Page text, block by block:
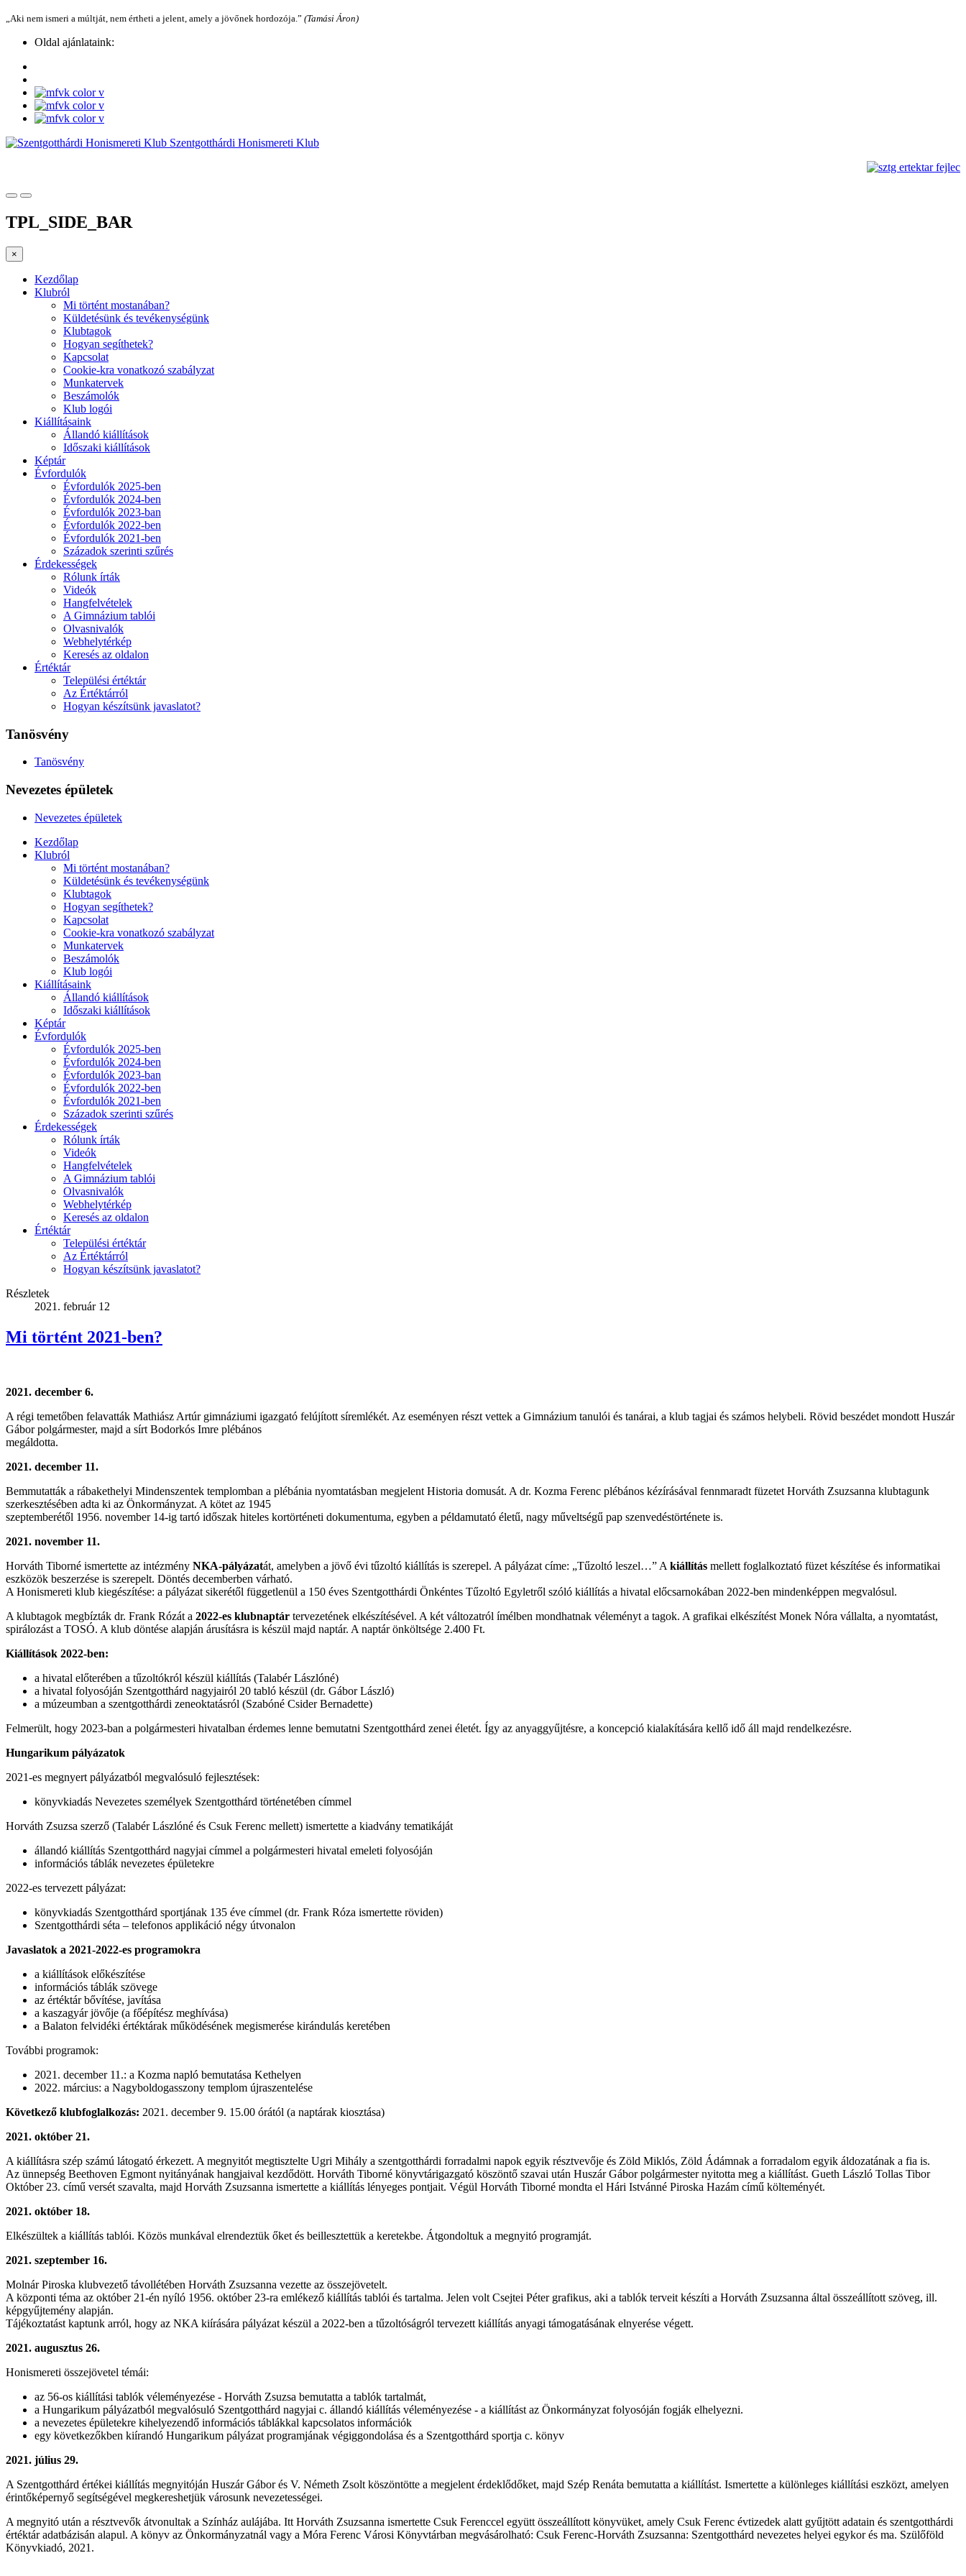
„Aki nem ismeri a múltját, nem értheti a jelent, amely a jövőnek hordozója.” (Tamási Áron)
Oldal ajánlataink:
Szentgotthárdi Honismereti Klub
TPL_SIDE_BAR
×
Kezdőlap
Klubról
Mi történt mostanában?
Küldetésünk és tevékenységünk
Klubtagok
Hogyan segíthetek?
Kapcsolat
Cookie-kra vonatkozó szabályzat
Munkatervek
Beszámolók
Klub logói
Kiállításaink
Állandó kiállítások
Időszaki kiállítások
Képtár
Évfordulók
Évfordulók 2025-ben
Évfordulók 2024-ben
Évfordulók 2023-ban
Évfordulók 2022-ben
Évfordulók 2021-ben
Századok szerinti szűrés
Érdekességek
Rólunk írták
Videók
Hangfelvételek
A Gimnázium tablói
Olvasnivalók
Webhelytérkép
Keresés az oldalon
Értéktár
Települési értéktár
Az Értéktárról
Hogyan készítsünk javaslatot?
Tanösvény
Tanösvény
Nevezetes épületek
Nevezetes épületek
Kezdőlap
Klubról
Mi történt mostanában?
Küldetésünk és tevékenységünk
Klubtagok
Hogyan segíthetek?
Kapcsolat
Cookie-kra vonatkozó szabályzat
Munkatervek
Beszámolók
Klub logói
Kiállításaink
Állandó kiállítások
Időszaki kiállítások
Képtár
Évfordulók
Évfordulók 2025-ben
Évfordulók 2024-ben
Évfordulók 2023-ban
Évfordulók 2022-ben
Évfordulók 2021-ben
Századok szerinti szűrés
Érdekességek
Rólunk írták
Videók
Hangfelvételek
A Gimnázium tablói
Olvasnivalók
Webhelytérkép
Keresés az oldalon
Értéktár
Települési értéktár
Az Értéktárról
Hogyan készítsünk javaslatot?
Részletek
2021. február 12
Mi történt 2021-ben?
2021. december 6.
A régi temetőben felavatták Mathiász Artúr gimnáziumi igazgató felújított síremlékét. Az eseményen részt vettek a Gimnázium tanulói és tanárai, a klub tagjai és számos helybeli. Rövid beszédet mondott Huszár
Gábor polgármester, majd a sírt Bodorkós Imre plébános
megáldotta.
2021. december 11.
Bemmutatták a rábakethelyi Mindenszentek templomban a plébánia nyomtatásban megjelent Historia domusát. A dr. Kozma Ferenc plébános kézírásával fennmaradt füzetet Horváth Zsuzsanna klubtagunk
szerkesztésében adta ki az Önkormányzat. A kötet az 1945
szeptemberétől 1956. november 14-ig tartó időszak hiteles kortörténeti dokumentuma, egyben a példamutató életű, nagy műveltségű pap szenvedéstörténete is.
2021. november 11.
Horváth Tiborné ismertette az intézmény NKA-pályázatát, amelyben a jövő évi tűzoltó kiállítás is szerepel. A pályázat címe: „Tűzoltó leszel…” A kiállítás mellett foglalkoztató füzet készítése és informatikai
eszközök beszerzése is szerepelt. Döntés decemberben várható.
A Honismereti klub kiegészítése: a pályázat sikerétől függetlenül a 150 éves Szentgotthárdi Önkéntes Tűzoltó Egyletről szóló kiállítás a hivatal előcsarnokában 2022-ben mindenképpen megvalósul.
A klubtagok megbízták dr. Frank Rózát a 2022-es klubnaptár tervezetének elkészítésével. A két változatról ímélben mondhatnak véleményt a tagok. A grafikai elkészítést Monek Nóra vállalta, a nyomtatást,
spirálozást a TOSÓ. A klub döntése alapján árusításra is készül majd naptár. A naptár önköltsége 2.400 Ft.
Kiállítások 2022-ben:
a hivatal előterében a tűzoltókról készül kiállítás (Talabér Lászlóné)
a hivatal folyosóján Szentgotthárd nagyjairól 20 tabló készül (dr. Gábor László)
a múzeumban a szentgotthárdi zeneoktatásról (Szabóné Csider Bernadette)
Felmerült, hogy 2023-ban a polgármesteri hivatalban érdemes lenne bemutatni Szentgotthárd zenei életét. Így az anyaggyűjtésre, a koncepció kialakítására kellő idő áll majd rendelkezésre.
Hungarikum pályázatok
2021-es megnyert pályázatból megvalósuló fejlesztések:
könyvkiadás Nevezetes személyek Szentgotthárd történetében címmel
Horváth Zsuzsa szerző (Talabér Lászlóné és Csuk Ferenc mellett) ismertette a kiadvány tematikáját
állandó kiállítás Szentgotthárd nagyjai címmel a polgármesteri hivatal emeleti folyosóján
információs táblák nevezetes épületekre
2022-es tervezett pályázat:
könyvkiadás Szentgotthárd sportjának 135 éve címmel (dr. Frank Róza ismertette röviden)
Szentgotthárdi séta – telefonos applikáció négy útvonalon
Javaslatok a 2021-2022-es programokra
a kiállítások előkészítése
információs táblák szövege
az értéktár bővítése, javítása
a kaszagyár jövője (a főépítész meghívása)
a Balaton felvidéki értéktárak működésének megismerése kirándulás keretében
További programok:
2021. december 11.: a Kozma napló bemutatása Kethelyen
2022. március: a Nagyboldogasszony templom újraszentelése
Következő klubfoglalkozás: 2021. december 9. 15.00 órától (a naptárak kiosztása)
2021. október 21.
A kiállításra szép számú látogató érkezett. A megnyitót megtisztelte Ugri Mihály a szentgotthárdi forradalmi napok egyik résztvevője és Zöld Miklós, Zöld Ádámnak a forradalom egyik áldozatának a fia is.
Az ünnepség Beethoven Egmont nyitányának hangjaival kezdődött. Horváth Tiborné könyvtárigazgató köszöntő szavai után Huszár Gábor polgármester nyitotta meg a kiállítást. Gueth László Tollas Tibor
Október 23. című versét szavalta, majd Horváth Zsuzsanna ismertette a kiállítás lényeges pontjait. Végül Horváth Tiborné mondta el Hári Istvánné Piroska Hazám című költeményét.
2021. október 18.
Elkészültek a kiállítás tablói. Közös munkával elrendeztük őket és beillesztettük a keretekbe. Átgondoltuk a megnyitó programját.
2021. szeptember 16.
Molnár Piroska klubvezető távollétében Horváth Zsuzsanna vezette az összejövetelt.
A központi téma az október 21-én nyíló 1956. október 23-ra emlékező kiállítás tablói és tartalma. Jelen volt Csejtei Péter grafikus, aki a tablók terveit készíti a Horváth Zsuzsanna által összeállított szöveg, ill.
képgyűjtemény alapján.
Tájékoztatást kaptunk arról, hogy az NKA kiírására pályázat készül a 2022-ben a tűzoltóságról tervezett kiállítás anyagi támogatásának elnyerése végett.
2021. augusztus 26.
Honismereti összejövetel témái:
az 56-os kiállítási tablók véleményezése - Horváth Zsuzsa bemutatta a tablók tartalmát,
a Hungarikum pályázatból megvalósuló Szentgotthárd nagyjai c. állandó kiállítás véleményezése - a kiállítást az Önkormányzat folyosóján fogják elhelyezni.
a nevezetes épületekre kihelyezendő információs táblákkal kapcsolatos információk
egy következőkben kiírandó Hungarikum pályázat programjának végiggondolása és a Szentgotthárd sportja c. könyv
2021. július 29.
A Szentgotthárd értékei kiállítás megnyitóján Huszár Gábor és V. Németh Zsolt köszöntötte a megjelent érdeklődőket, majd Szép Renáta bemutatta a kiállítást. Ismertette a különleges kiállítási eszközt, amelyen
érintőképernyő segítségével megkereshetjük városunk nevezetességei.
A megnyitó után a résztvevők átvonultak a Színház aulájába. Itt Horváth Zsuzsanna ismertette Csuk Ferenccel együtt összeállított könyvüket, amely Csuk Ferenc évtizedek alatt gyűjtött adatain és szentgotthárdi
értéktár adatbázisán alapul. A könyv az Önkormányzatnál vagy a Móra Ferenc Városi Könyvtárban megvásárolható: Csuk Ferenc-Horváth Zsuzsanna: Szentgotthárd nevezetes helyei egykor és ma. Szülőföld
Könyvkiadó, 2021.